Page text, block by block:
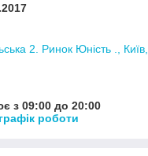
2. Ринок Юність .,
з 09:00 до 20:00
роботи